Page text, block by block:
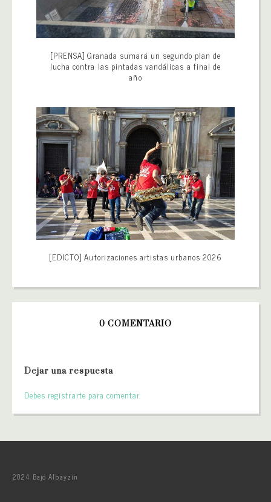
[PRENSA] Granada sumará un segundo plan de
lucha contra las pintadas vandálicas a final de
año
[EDICTO] Autorizaciones artistas urbanos 2026
0 COMENTARIO
Dejar una respuesta
Debes registrarte para comentar.
2024 Bajo Albayzín